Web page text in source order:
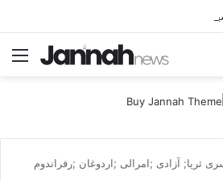
ثریا; آزادی ;امرالی ;اردوغان ;رفراندوم